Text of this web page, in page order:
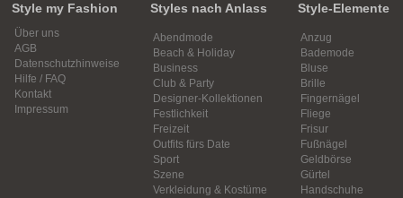
Style my Fashion
Über uns
AGB
Datenschutzhinweise
Hilfe / FAQ
Kontakt
Impressum
Styles nach Anlass
Abendmode
Beach & Holiday
Business
Club & Party
Designer-Kollektionen
Festlichkeit
Freizeit
Outfits fürs Date
Sport
Szene
Verkleidung & Kostüme
Style-Elemente
Anzug
Bademode
Bluse
Brille
Fingernägel
Fliege
Frisur
Fußnägel
Geldbörse
Gürtel
Handschuhe